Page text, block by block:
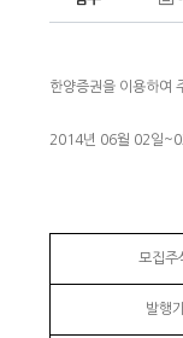
한양증권을 이용하여
2014년 06월 02일
모집주
발행